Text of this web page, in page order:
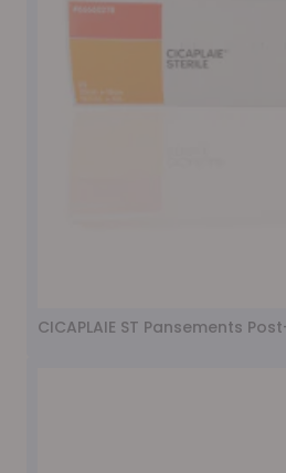
CICAPLAIE ST Pansements